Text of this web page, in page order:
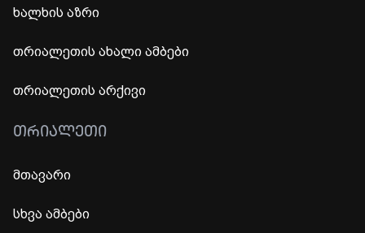
ხალხის აზრი
თრიალეთის ახალი ამბები
თრიალეთის არქივი
ᲗᲠᲘᲐᲚᲔᲗᲘ
მთავარი
სხვა ამბები